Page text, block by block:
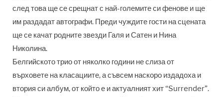
след това ще се срещнат с най-големите си фенове и ще
им раздадат автографи. Преди чуждите гости на сцената
ще се качат родните звезди Галя и Сатен и Нина
Николина.
Белгийското трио от няколко години не слиза от
върховете на класациите, а съвсем наскоро издадоха и
втория си албум, от който е и актуалният хит “Surrender”.